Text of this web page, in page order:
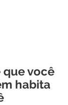
que você
habita